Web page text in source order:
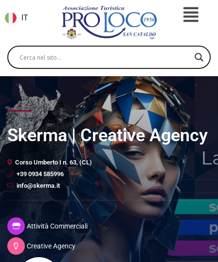
IT
Skerma | Creative Agency
Corso Umberto I n. 63, (CL)
+39 0934 585996
info@skerma.it
Attività Commerciali
Creative Agency